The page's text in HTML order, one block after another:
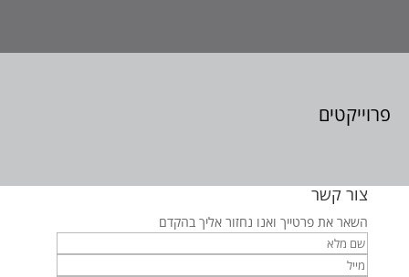
פרוייקטים
צור קשר
השאר את פרטייך ואנו נחזור אליך בהקדם